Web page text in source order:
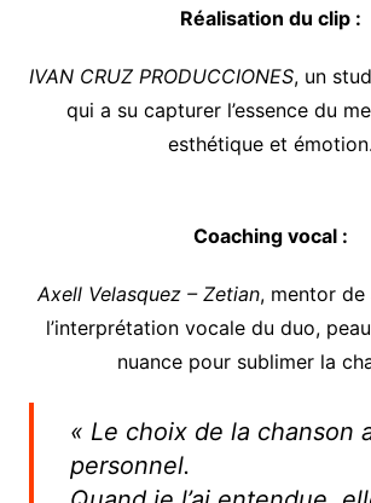
Réalisation du clip :
IVAN CRUZ PRODUCCIONES, un
qui a su capturer l’essence du
esthétique et émotion.
Coaching vocal :
Axell Velasquez – Zetian, mentor
l’interprétation vocale du duo,
nuance pour sublimer la
« Le choix de la chanson
personnel.